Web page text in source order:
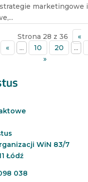
marketingowe i
Strona 28 z 36
«
« ... 10 20 ...
»
WiN 83/7
Łódź
038